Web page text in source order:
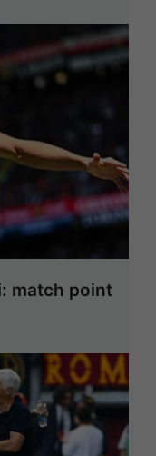
match point